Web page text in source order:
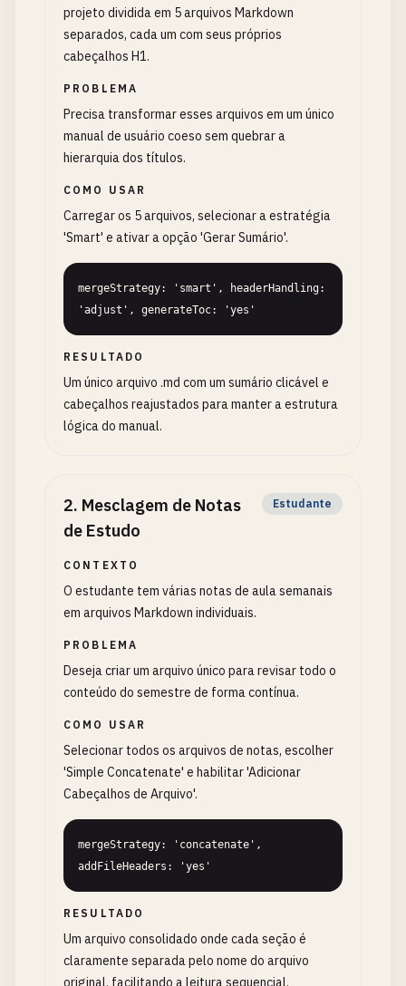
projeto dividida em 5 arquivos Markdown
separados, cada um com seus próprios
cabeçalhos H1.
PROBLEMA
Precisa transformar esses arquivos em um único
manual de usuário coeso sem quebrar a
hierarquia dos títulos.
COMO USAR
Carregar os 5 arquivos, selecionar a estratégia
'Smart' e ativar a opção 'Gerar Sumário'.
mergeStrategy: 'smart', headerHandling:
'adjust', generateToc: 'yes'
RESULTADO
Um único arquivo .md com um sumário clicável e
cabeçalhos reajustados para manter a estrutura
lógica do manual.
2. Mesclagem de Notas
de Estudo
Estudante
CONTEXTO
O estudante tem várias notas de aula semanais
em arquivos Markdown individuais.
PROBLEMA
Deseja criar um arquivo único para revisar todo o
conteúdo do semestre de forma contínua.
COMO USAR
Selecionar todos os arquivos de notas, escolher
'Simple Concatenate' e habilitar 'Adicionar
Cabeçalhos de Arquivo'.
mergeStrategy: 'concatenate',
addFileHeaders: 'yes'
RESULTADO
Um arquivo consolidado onde cada seção é
claramente separada pelo nome do arquivo
original, facilitando a leitura sequencial.